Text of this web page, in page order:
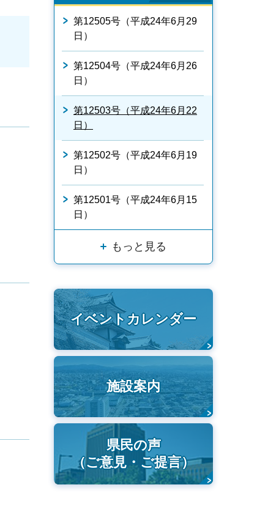
第12505号（平成24年6月29
日）
第12504号（平成24年6月26
日）
第12503号（平成24年6月22
日）
第12502号（平成24年6月19
日）
第12501号（平成24年6月15
日）
もっと見る
イベントカレンダー
施設案内
県民の声
（ご意見・ご提言）